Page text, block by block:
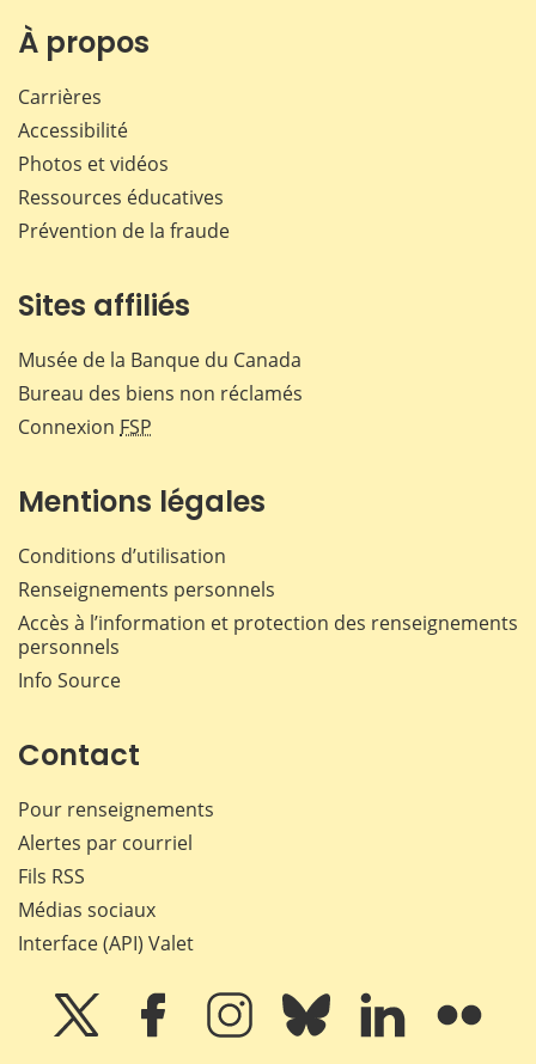
À propos
Carrières
Accessibilité
Photos et vidéos
Ressources éducatives
Prévention de la fraude
Sites affiliés
Musée de la Banque du Canada
Bureau des biens non réclamés
Connexion FSP
Mentions légales
Conditions d’utilisation
Renseignements personnels
Accès à l’information et protection des renseignements
personnels
Info Source
Contact
Pour renseignements
Alertes par courriel
Fils RSS
Médias sociaux
Interface (API) Valet